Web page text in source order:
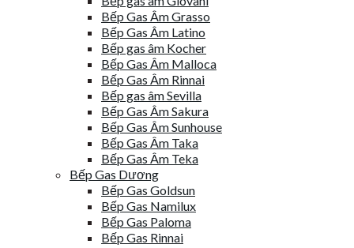
Bếp Gas Âm Grasso
Bếp Gas Âm Latino
Bếp gas âm Kocher
Bếp Gas Âm Malloca
Bếp Gas Âm Rinnai
Bếp gas âm Sevilla
Bếp Gas Âm Sakura
Bếp Gas Âm Sunhouse
Bếp Gas Âm Taka
Bếp Gas Âm Teka
Bếp Gas Dương
Bếp Gas Goldsun
Bếp Gas Namilux
Bếp Gas Paloma
Bếp Gas Rinnai